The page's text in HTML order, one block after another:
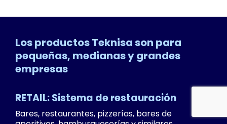
Los productos Teknisa son para
pequeñas, medianas y grandes
empresas
RETAIL: Sistema de restauración
Bares, restaurantes, pizzerías, bares de